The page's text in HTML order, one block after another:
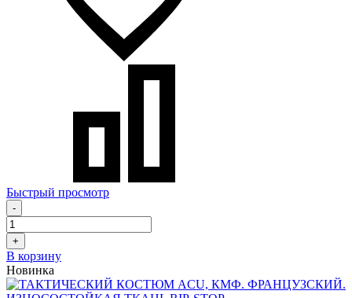
Быстрый просмотр
-
+
В корзину
Новинка